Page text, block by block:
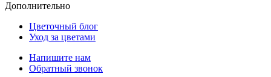
Дополнительно
Цветочный блог
Уход за цветами
Напишите нам
Обратный звонок